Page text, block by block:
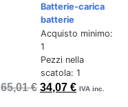
Batterie-carica
batterie
Acquisto minimo:
1
Pezzi nella
scatola: 1
65,01€ 34,07€ IVA inc.